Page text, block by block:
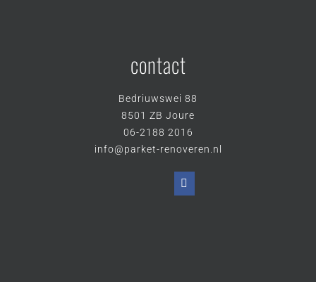
contact
Bedriuwswei 88
8501 ZB Joure
06-2188 2016
info@parket-renoveren.nl